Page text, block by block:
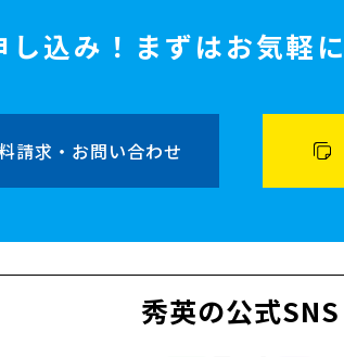
込み！ まずはお気軽
請求・お問い合わせ
秀英の公式SNS